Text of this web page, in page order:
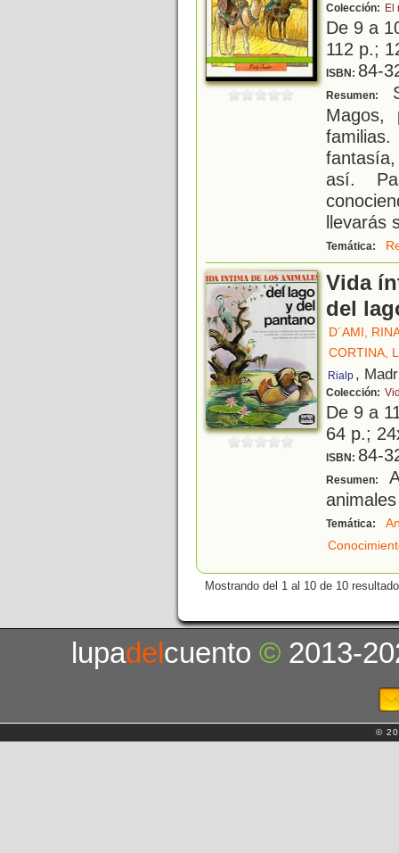
Colección: El
De 9 a
112 p.;
ISBN: 84-
Resumen:
así.
llevarás
Temática:
Vida
del
D´AMI,
CORTINA,
Rialp ,
Colección:
De 9 a
64 p.;
ISBN: 84-
Resumen:
Temática:
Mostrando del 1 al 10 de 10
lupadelcuento© 2013-
©